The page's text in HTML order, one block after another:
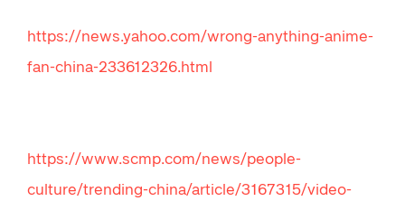
https://news.yahoo.com/wrong-anything-anime-
fan-china-233612326.html
https://www.scmp.com/news/people-
culture/trending-china/article/3167315/video-